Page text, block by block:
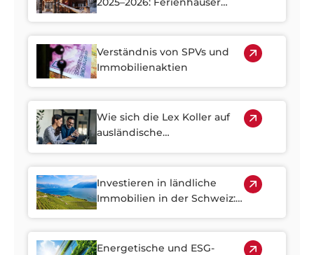
Nachfrage
Verständnis von SPVs und
Immobilienaktien
Wie sich die Lex Koller auf
ausländische
Investieren in ländliche
Immobilien in der Schweiz:
ausserhalb der Städte
finden
Energetische und ESG-